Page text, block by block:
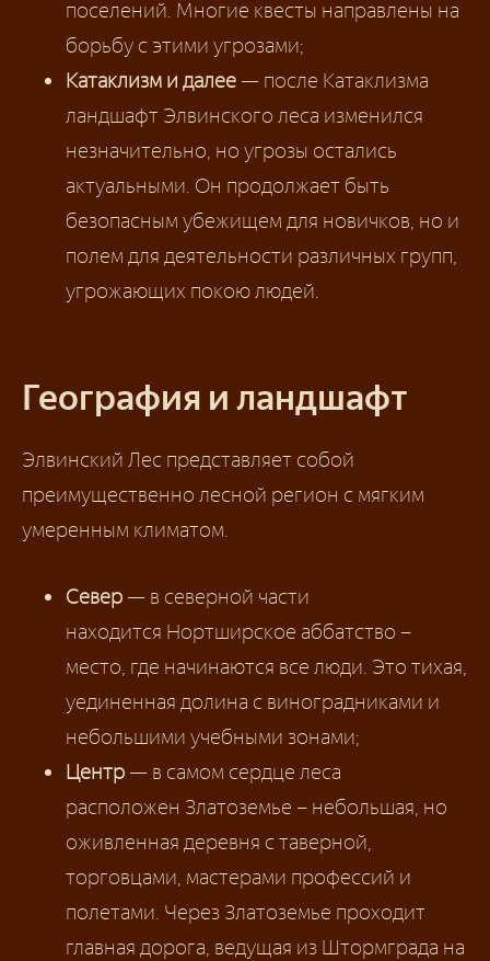
поселений. Многие квесты направлены на
борьбу с этими угрозами;
Катаклизм и далее — после Катаклизма
ландшафт Элвинского леса изменился
незначительно, но угрозы остались
актуальными. Он продолжает быть
безопасным убежищем для новичков, но и
полем для деятельности различных групп,
угрожающих покою людей.
География и ландшафт
Элвинский Лес представляет собой
преимущественно лесной регион с мягким
умеренным климатом.
Север — в северной части
находится Нортширское аббатство –
место, где начинаются все люди. Это тихая,
уединенная долина с виноградниками и
небольшими учебными зонами;
Центр — в самом сердце леса
расположен Златоземье – небольшая, но
оживленная деревня с таверной,
торговцами, мастерами профессий и
полетами. Через Златоземье проходит
главная дорога, ведущая из Штормграда на